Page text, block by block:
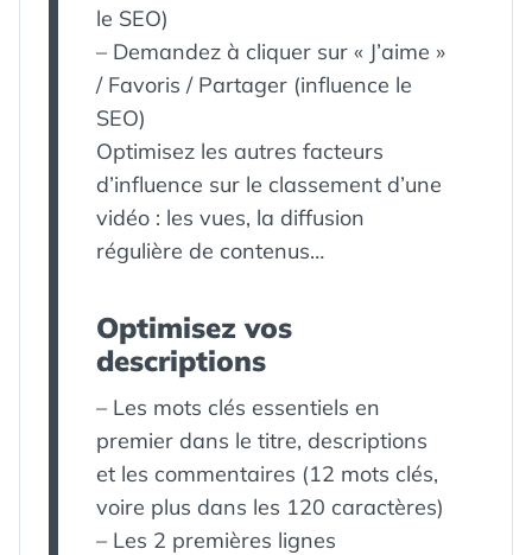
le SEO)
– Demandez à cliquer sur « J’aime »
/ Favoris / Partager (influence le
SEO)
Optimisez les autres facteurs
d’influence sur le classement d’une
vidéo : les vues, la diffusion
régulière de contenus…
Optimisez vos
descriptions
– Les mots clés essentiels en
premier dans le titre, descriptions
et les commentaires (12 mots clés,
voire plus dans les 120 caractères)
– Les 2 premières lignes